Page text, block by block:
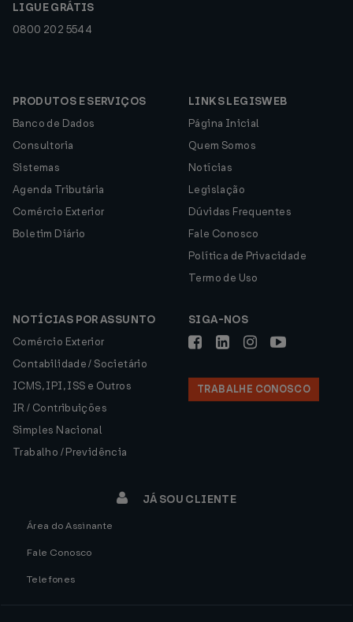
LIGUE GRÁTIS
0800 202 5544
PRODUTOS E SERVIÇOS
Banco de Dados
Consultoria
Sistemas
Agenda Tributária
Comércio Exterior
Boletim Diário
LINKS LEGISWEB
Página Inicial
Quem Somos
Notícias
Legislação
Dúvidas Frequentes
Fale Conosco
Política de Privacidade
Termo de Uso
NOTÍCIAS POR ASSUNTO
Comércio Exterior
Contabilidade / Societário
ICMS, IPI, ISS e Outros
IR / Contribuições
Simples Nacional
Trabalho / Previdência
SIGA-NOS
TRABALHE CONOSCO
JÁ SOU CLIENTE
Área do Assinante
Fale Conosco
Telefones